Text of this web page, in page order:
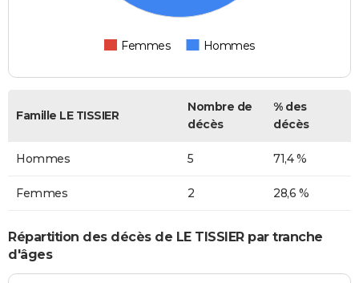
Femmes Hommes
Famille LE TISSIER
Nombre de
décès
% des
décès
Hommes 5 71,4 %
Femmes 2 28,6 %
Répartition des décès de LE TISSIER par tranche
d'âges